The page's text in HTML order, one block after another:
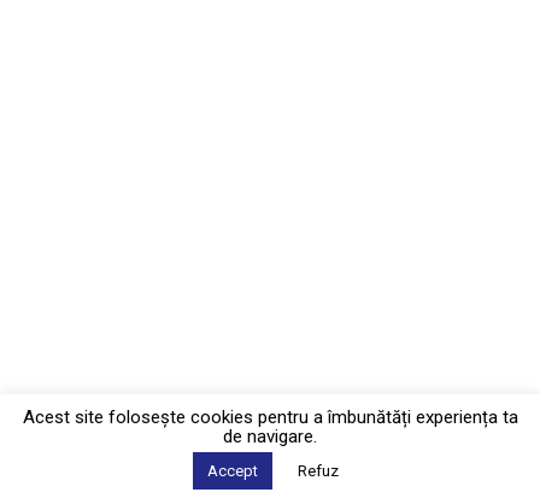
Acest site foloseşte cookies pentru a îmbunătăți experiența ta
de navigare.
Accept Refuz